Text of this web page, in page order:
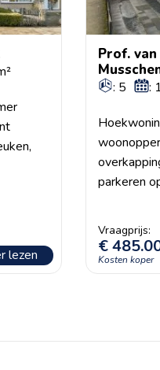
lezen
Prof. van
: 5 :
€
parkeren